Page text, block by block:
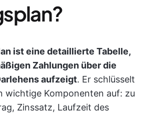
ist eine detaillierte Tabelle,
Zahlungen über die
aufzeigt. Er schlüsselt
wichtige Komponenten auf: zu
Zinssatz, Laufzeit des